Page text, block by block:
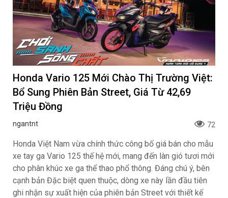
Honda Vario 125 Mới Chào Thị Trường Việt:
Bổ Sung Phiên Bản Street, Giá Từ 42,69
Triệu Đồng
ngantnt 72
Honda Việt Nam vừa chính thức công bố giá bán cho mẫu
xe tay ga Vario 125 thế hệ mới, mang đến làn gió tươi mới
cho phân khúc xe ga thể thao phổ thông. Đáng chú ý, bên
cạnh bản Đặc biệt quen thuộc, dòng xe này lần đầu tiên
ghi nhận sự xuất hiện của phiên bản Street với thiết kế